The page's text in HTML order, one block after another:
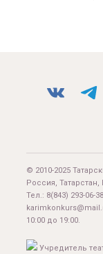
© 2010-2025
Россия, Татарстан,
Тел.: 8(843) 293-06-38
10:00 до 19:00.
Учредитель